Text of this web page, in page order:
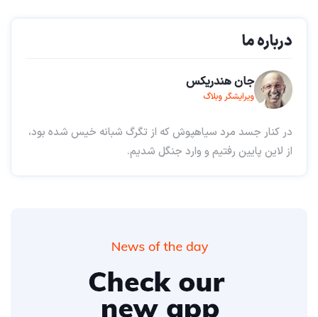
درباره ما
جان هندریکس
ویرایشگر وبلاگ
در کنار جسد مرد سیاهپوش که از تگرگ شبانه خیس شده بود،
از لاین پایین رفتیم و وارد جنگل شدیم.